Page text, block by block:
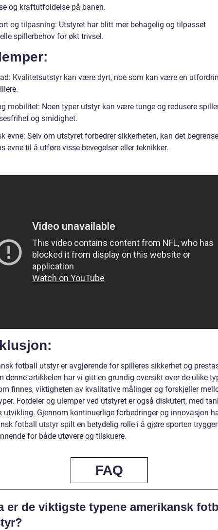
og kraftutfoldelse på banen.
og tilpasning: Utstyret har blitt mer behagelig og tilpasset
spillerbehov for økt trivsel.
Kvalitetsutstyr kan være dyrt, noe som kan være en
mobilitet: Noen typer utstyr kan være tunge og redusere
og smidighet.
evne: Selv om utstyret forbedrer sikkerheten, kan det begrense
evne til å utføre visse bevegelser eller teknikker.
fotball utstyr er avgjørende for spilleres sikkerhet og
denne artikkelen har vi gitt en grundig oversikt over de ulike
finnes, viktigheten av kvalitative målinger og forskjeller
Fordeler og ulemper ved utstyret er også diskutert, med
utvikling. Gjennom kontinuerlige forbedringer og innovasjon
fotball utstyr spilt en betydelig rolle i å gjøre sporten
for både utøvere og tilskuere.
FAQ
er de viktigste typene amerikansk